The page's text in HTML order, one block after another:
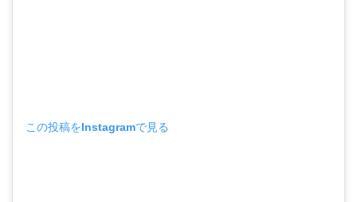
この投稿をInstagramで見る